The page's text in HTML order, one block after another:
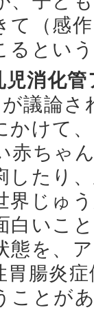
て（感
るとい
消化管
議論さ
かけて
赤ちゃ
したり
界じゅ
白いこ
態を、
胃腸炎
ことが